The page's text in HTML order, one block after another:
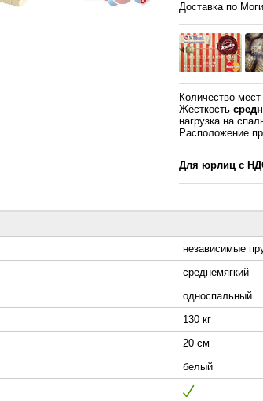
Доставка по
Количество
Жёсткость
нагрузка на
Расположение
Для юрлиц с
независимые
среднемягкий
односпальный
130 кг
20 см
белый